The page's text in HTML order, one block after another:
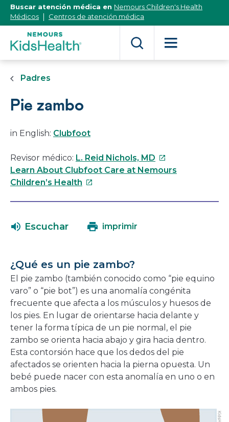
[Skip
Content]
Buscar atención médica en Nemours Children's Health
Médicos
Centros de atención médica
Padres
Pie zambo
in English: Clubfoot
Revisor médico: L. Reid Nichols, MD Este
enlace
Learn About Clubfoot Care at Nemours
Children’s Health Este
en
ventana
Escuchar imprimir
¿Qué es un pie zambo?
El pie zambo (también conocido como “pie equino
varo” o “pie bot”) es una anomalía congénita
frecuente que afecta a los músculos y huesos de
los pies. En lugar de orientarse hacia delante y
tener la forma típica de un pie normal, el pie
zambo se orienta hacia abajo y gira hacia dentro.
Esta contorsión hace que los dedos del pie
afectados se orienten hacia la pierna opuesta. Un
bebé puede nacer con esta anomalía en uno o en
ambos pies.